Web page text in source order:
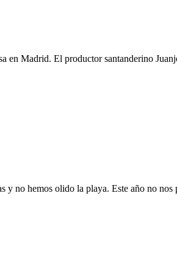
Madrid. El productor santanderino
no hemos olido la playa. Este año no